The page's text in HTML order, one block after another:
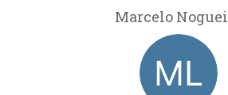
Marcelo